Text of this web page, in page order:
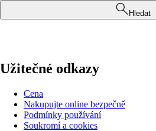
Hledat
Užitečné odkazy
Cena
Nakupujte online bezpečně
Podmínky používání
Soukromí a cookies